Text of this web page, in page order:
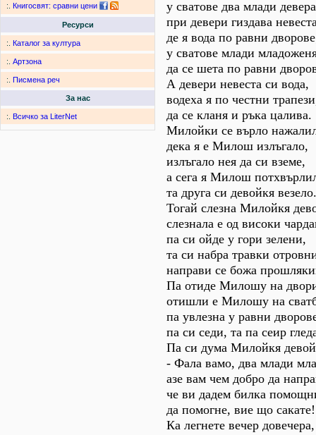
:. Книгосвят: сравни цени
Ресурси
:. Каталог за култура
:. Артзона
:. Писмена реч
За нас
:. Всичко за LiterNet
у сватове два млади
при девери гиздава
де я вода по равни
у сватове млади
да се шета по равни
А девери невеста си вода,
водеха я по честни
да се кланя и ръка цалива.
Милойки се върло
дека я е Милош излъгало,
излъгало нея да си вземе,
а сега я Милош
та друга си девойкя везело.
Тогай слезна Милойкя
слезнала е од високи
па си ойде у гори зелени,
та си набра травки
направи се божа
Па отиде Милошу на
отишли е Милошу на
па увлезна у равни
па си седи, та па сеир
Па си дума Милойкя
- Фала вамо, два млади
азе вам чем добро да
че ви дадем билка
да помогне, вие що сакате!
Ка легнете вечер довечера,